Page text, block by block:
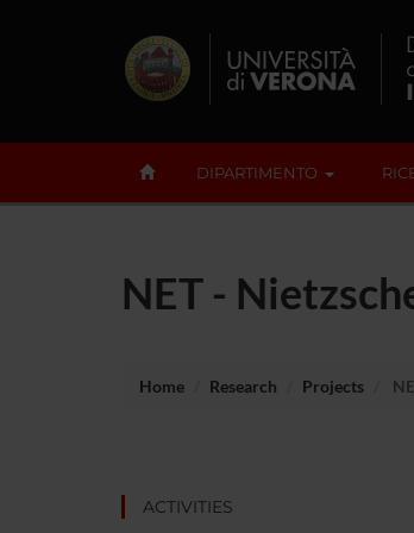
DIPARTIMENTO
NET -
Home Research Projects
ACTIVITIES